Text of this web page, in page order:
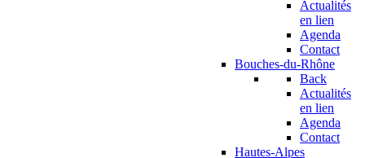
Actualités
en lien
Agenda
Contact
Bouches-du-Rhône
Back
Actualités
en lien
Agenda
Contact
Hautes-Alpes